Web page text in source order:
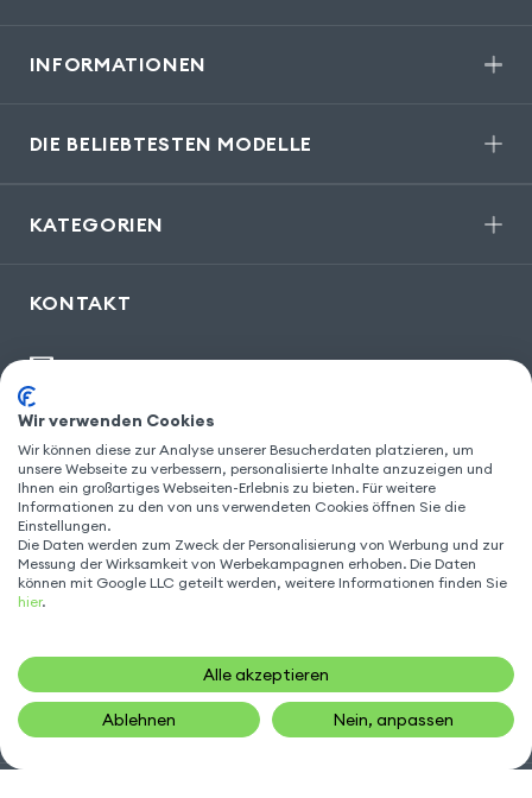
INFORMATIONEN
DIE BELIEBTESTEN MODELLE
KATEGORIEN
KONTAKT
kontakt@gsm55.de
30, bis rue Girard
FOLGEN SIE UNS
Wir verwenden Cookies
Wir können diese zur Analyse unserer Besucherdaten platzieren, um
unsere Webseite zu verbessern, personalisierte Inhalte anzuzeigen und
Ihnen ein großartiges Webseiten-Erlebnis zu bieten. Für weitere
Informationen zu den von uns verwendeten Cookies öffnen Sie die
Einstellungen.
Die Daten werden zum Zweck der Personalisierung von Werbung und zur
Messung der Wirksamkeit von Werbekampagnen erhoben. Die Daten
können mit Google LLC geteilt werden, weitere Informationen finden Sie
hier.
Alle akzeptieren
Ablehnen Nein, anpassen